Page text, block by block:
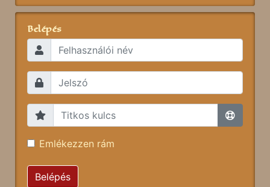
Belépés
Emlékezzen rám
Belépés